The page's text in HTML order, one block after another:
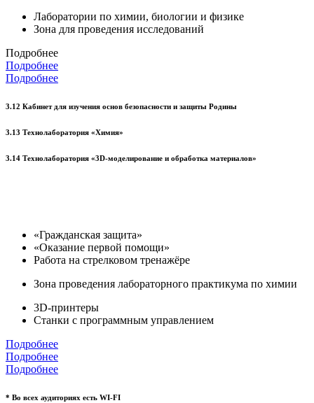
Лаборатории по химии, биологии и физике
Зона для проведения исследований
Подробнее
Подробнее
Подробнее
3.12 Кабинет для изучения основ безопасности и защиты Родины
3.13 Технолаборатория «Химия»
3.14 Технолаборатория «3D-моделирование и обработка материалов»
«Гражданская защита»
«Оказание первой помощи»
Работа на стрелковом тренажёре
Зона проведения лабораторного практикума по химии
3D-принтеры
Станки с программным управлением
Подробнее
Подробнее
Подробнее
* Во всех аудиториях есть WI-FI